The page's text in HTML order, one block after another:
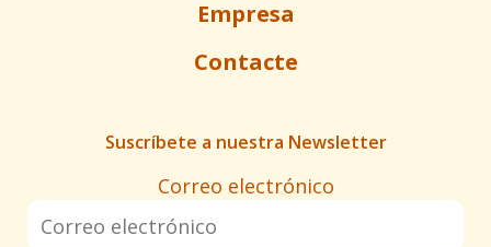
Empresa
Contacte
Suscríbete a nuestra Newsletter
Correo electrónico